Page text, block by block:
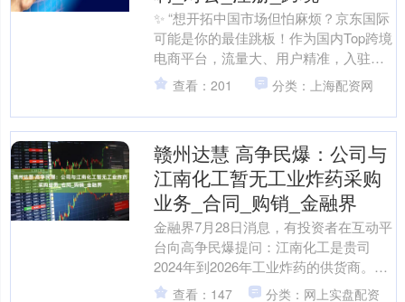
✨ “想开拓中国市场但怕麻烦？京东国际
可能是你的最佳跳板！作为国内Top跨境
电商平台，流量大、用户精准，入驻后
躺着赚美金不是梦～” 一、无授权也能上
架大牌 很多....
查看：201 分类：上海配资网
赣州达慧 高争民爆：公司与
江南化工暂无工业炸药采购
业务_合同_购销_金融界
金融界7月28日消息，有投资者在互动平
台向高争民爆提问：江南化工是贵司
2024年到2026年工业炸药的供货商。双
方于2024年4月1日在拉萨签署购销合
查看：147 分类：网上实盘配资